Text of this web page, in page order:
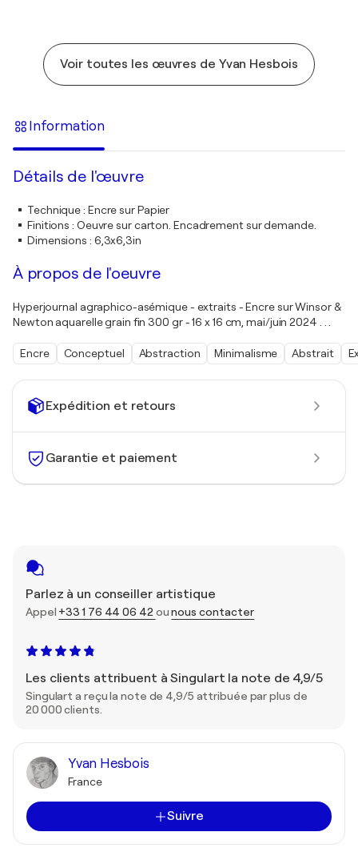
Expédition et retours
Garantie et paiement
Parlez à un conseiller artistique
Appel +33 1 76 44 06 42ounous contacter
Les clients attribuent à Singulart la note de 4,9/5
Singulart a reçu la note de 4,9/5 attribuée par plus de
20 000 clients.
Yvan Hesbois
France
Suivre
Voir toutes les œuvres de Yvan Hesbois
Information
Détails de l'œuvre
Technique: Encre sur Papier
Finitions : Oeuvre sur carton. Encadrement sur demande.
Dimensions : 6,3x6,3in
À propos de l'oeuvre
Hyperjournal agraphico-asémique - extraits - Encre sur Winsor &
Newton aquarelle grain fin 300 gr - 16 x 16 cm, mai/juin 2024 . . .
Encre Conceptuel Abstraction Minimalisme Abstrait